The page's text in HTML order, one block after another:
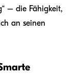
– die Fähigkeit,
an seinen